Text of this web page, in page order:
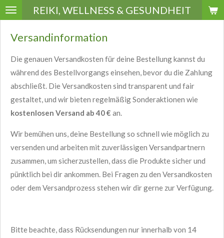
Zum
springen
REIKI, WELLNESS & GESUNDHEIT
Versandinformation
Die genauen Versandkosten für deine Bestellung kannst du
während des Bestellvorgangs einsehen, bevor du die Zahlung
abschließt. Die Versandkosten sind transparent und fair
gestaltet, und wir bieten regelmäßig Sonderaktionen wie
kostenlosen Versand ab 40 € an.
Wir bemühen uns, deine Bestellung so schnell wie möglich zu
versenden und arbeiten mit zuverlässigen Versandpartnern
zusammen, um sicherzustellen, dass die Produkte sicher und
pünktlich bei dir ankommen. Bei Fragen zu den Versandkosten
oder dem Versandprozess stehen wir dir gerne zur Verfügung.
Bitte beachte, dass Rücksendungen nur innerhalb von 14